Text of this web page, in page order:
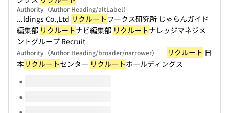
Authority（Author Heading/altLabel）
...ldings Co.,Ltd リクルートワークス研究所 じゃらんガイド
編集部 リクルートナビ編集部 リクルートナレッジマネジメ
ントグループ Recruit
Authority（Author Heading/broader/narrower） リクルート 日
本リクルートセンター リクルートホールディングス
Volumes of this title